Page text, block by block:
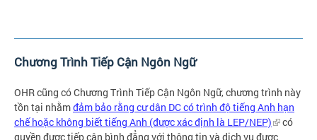
Chương Trình Tiếp Cận Ngôn Ngữ
OHR cũng có Chương Trình Tiếp Cận Ngôn Ngữ, chương trình này
tồn tại nhằmđảm bảo rằng cư dân DC có trình độ tiếng Anh hạn
chế hoặc không biết tiếng Anh (được xác định là LEP/NEP)
có
quyền được tiếp cận bình đẳng với thông tin và dịch vụ được